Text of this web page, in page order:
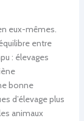
eux-mêmes.
entre
: élevages
bonne
d’élevage plus
animaux